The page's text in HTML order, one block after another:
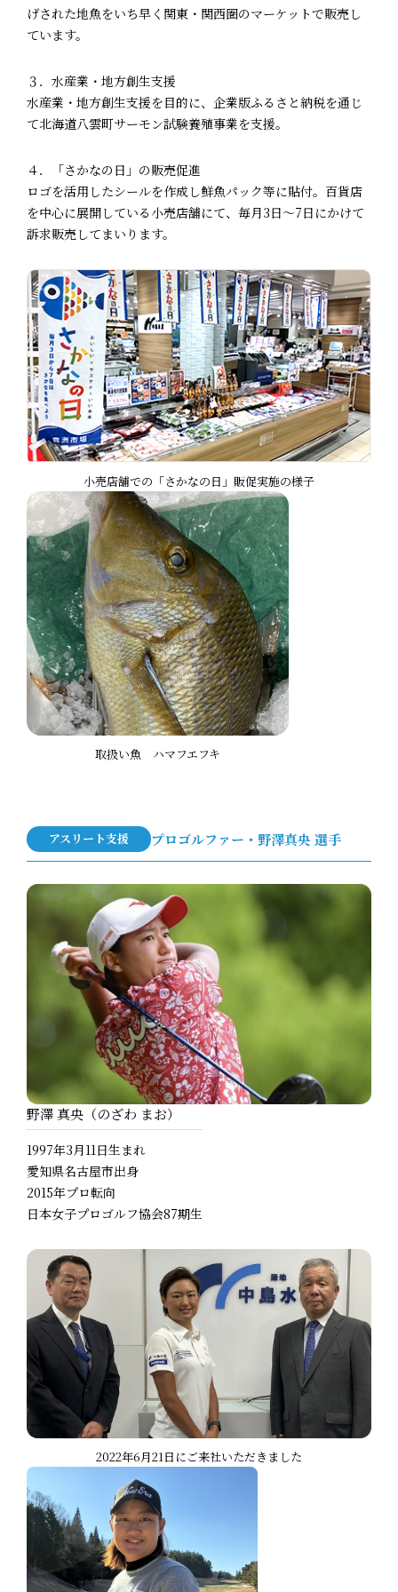
げされた地魚をいち早く関東・関西圏のマーケットで販売し
ています。
３．水産業・地方創生支援
水産業・地方創生支援を目的に、企業版ふるさと納税を通じ
て北海道八雲町サーモン試験養殖事業を支援。
４．「さかなの日」の販売促進
ロゴを活用したシールを作成し鮮魚パック等に貼付。百貨店
を中心に展開している小売店舗にて、毎月3日～7日にかけて
訴求販売してまいります。
小売店舗での「さかなの日」販促実施の様子
取扱い魚 ハマフエフキ
アスリート支援 プロゴルファー・野澤真央 選手
野澤 真央（のざわ まお）
1997年3月11日生まれ
愛知県名古屋市出身
2015年プロ転向
日本女子プロゴルフ協会87期生
2022年6月21日にご来社いただきました